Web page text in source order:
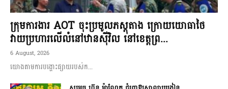
ក្រុមការងារ AOT ចុះប្រមូលភស្តុតាង ក្រោយយោធាថៃ
វាយប្រហារលើលំនៅឋានស៊ីវិល នៅខេត្តព្រ...
6 August, 2026
យោងតាមការបង្ហោះផ្សាយរបស់ក...